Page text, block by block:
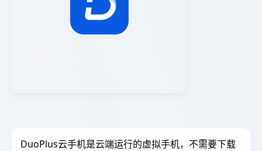
DuoPlus云手机是云端运行的虚拟手机，不需要下载